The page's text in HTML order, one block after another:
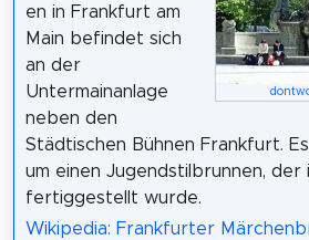
en in Frankfurt am
Main befindet sich
an der
Untermainanlage
neben den
Städtischen Bühnen Frankfurt.
um einen Jugendstilbrunnen, der
fertiggestellt wurde.
Wikipedia: Frankfurter